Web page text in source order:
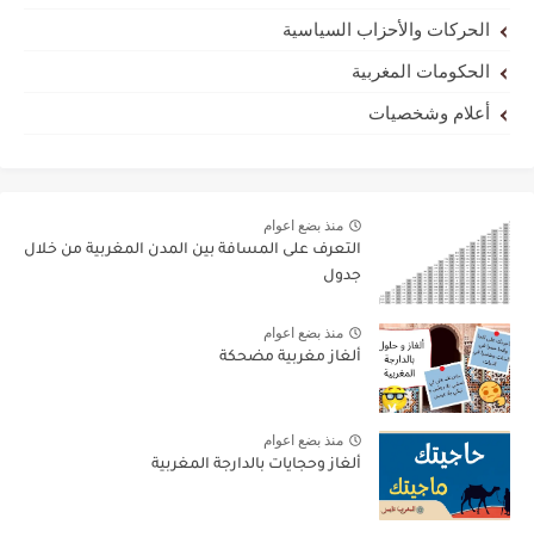
الحركات والأحزاب السياسية
الحكومات المغربية
أعلام وشخصيات
منذ بضع اعوام
التعرف على المسافة بين المدن المغربية من خلال
جدول
منذ بضع اعوام
ألغاز مغربية مضحكة
منذ بضع اعوام
ألغاز وحجايات بالدارجة المغربية